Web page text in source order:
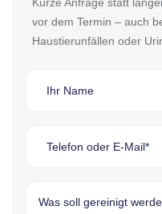
vor dem Termin – auch
Haustierunfällen oder